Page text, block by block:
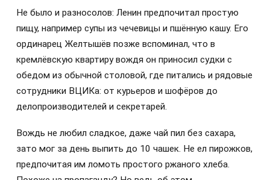
Не было и разносолов: Ленин предпочитал простую
пищу, например супы из чечевицы и пшённую кашу. Его
ординарец Желтышёв позже вспоминал, что в
кремлёвскую квартиру вождя он приносил судки с
обедом из обычной столовой, где питались и рядовые
сотрудники ВЦИКа: от курьеров и шофёров до
делопроизводителей и секретарей.
Вождь не любил сладкое, даже чай пил без сахара,
зато мог за день выпить до 10 чашек. Не ел пирожков,
предпочитая им ломоть простого ржаного хлеба.